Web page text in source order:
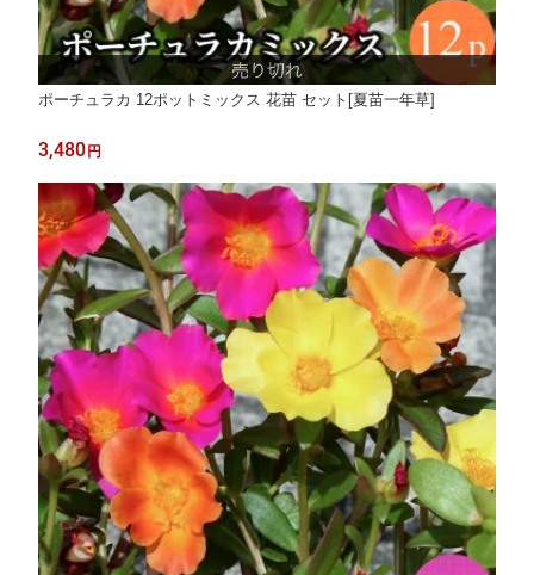
ポーチュラカ 12ポットミックス 花苗 セット[夏苗一年草]
3,480円